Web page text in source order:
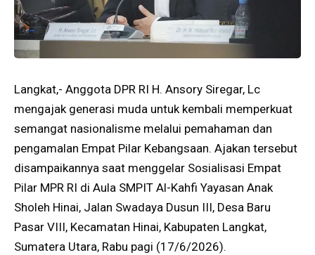
Langkat,- Anggota DPR RI H. Ansory Siregar, Lc
mengajak generasi muda untuk kembali memperkuat
semangat nasionalisme melalui pemahaman dan
pengamalan Empat Pilar Kebangsaan. Ajakan tersebut
disampaikannya saat menggelar Sosialisasi Empat
Pilar MPR RI di Aula SMPIT Al-Kahfi Yayasan Anak
Sholeh Hinai, Jalan Swadaya Dusun III, Desa Baru
Pasar VIII, Kecamatan Hinai, Kabupaten Langkat,
Sumatera Utara, Rabu pagi (17/6/2026).